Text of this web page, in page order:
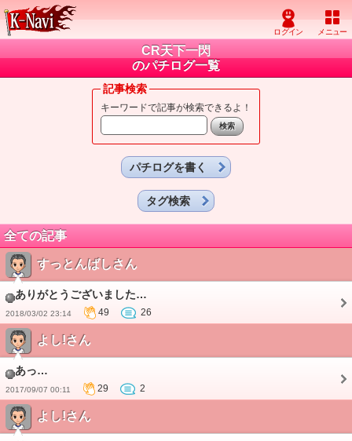
CR天下一閃
のパチログ一覧
記事検索
キーワードで記事が検索できるよ！
パチログを書く
タグ検索
全ての記事
すっとんばしさん
ありがとうございました…
2018/03/02 23:14 49 26
よし!さん
あっ…
2017/09/07 00:11 29 2
よし!さん